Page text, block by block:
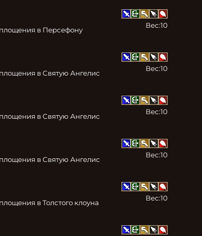
в Персефону
Вес:10
в Святую Ангелис
Вес:10
в Святую Ангелис
Вес:10
в Святую Ангелис
Вес:10
в Толстого клоуна
Вес:10